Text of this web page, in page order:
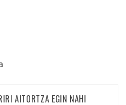
AITORTZA EGIN NAHI